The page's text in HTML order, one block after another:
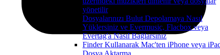
yönetilir
Dosyalarınızı Bulut Depolamaya Nasıl
Yüklersiniz ve Evermusic, Flacbox veya
Evertag'a Nasıl Bağlarsınız
Finder Kullanarak Mac'ten iPhone veya
Dosya Aktarma